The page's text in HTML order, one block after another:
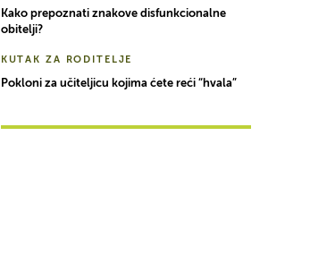
Kako prepoznati znakove disfunkcionalne
obitelji?
KUTAK ZA RODITELJE
Pokloni za učiteljicu kojima ćete reći “hvala”